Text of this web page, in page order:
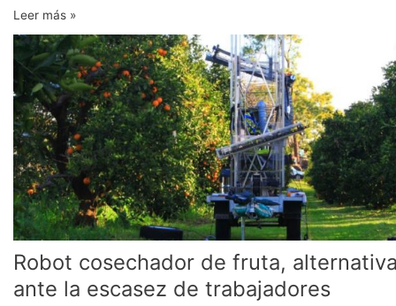
Leer más »
Robot cosechador de fruta,
ante la escasez de trabajadores
Robot
cosechador
de
fruta,
alternativa
ante
la
escasez
de
trabajadores